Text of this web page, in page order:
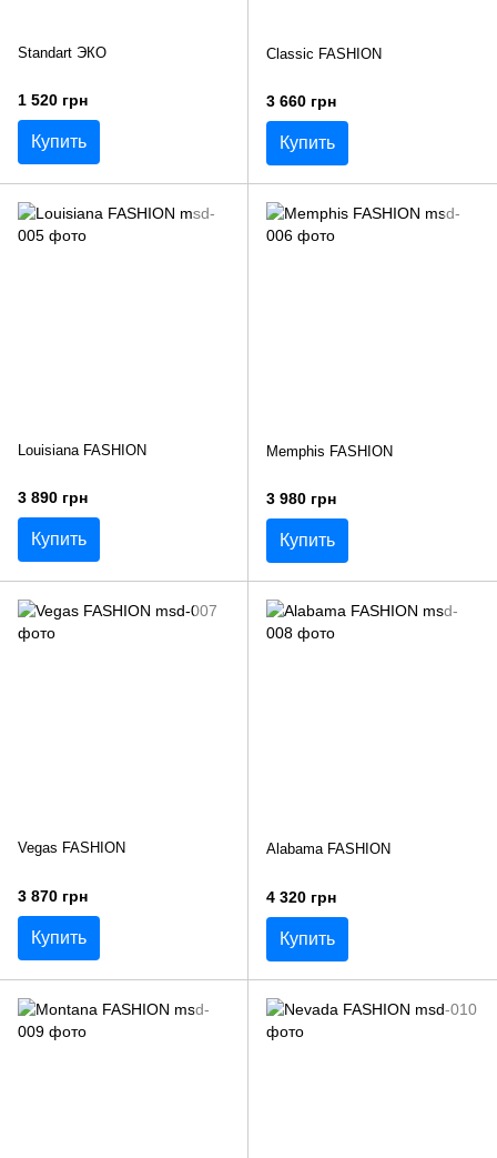
Standart ЭКО
1 520 грн
Купить
Classic FASHION
3 660 грн
Купить
Louisiana FASHION
3 890 грн
Купить
Memphis FASHION
3 980 грн
Купить
Vegas FASHION
3 870 грн
Купить
Alabama FASHION
4 320 грн
Купить